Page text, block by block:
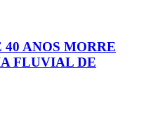
ANOS MORRE
FLUVIAL DE